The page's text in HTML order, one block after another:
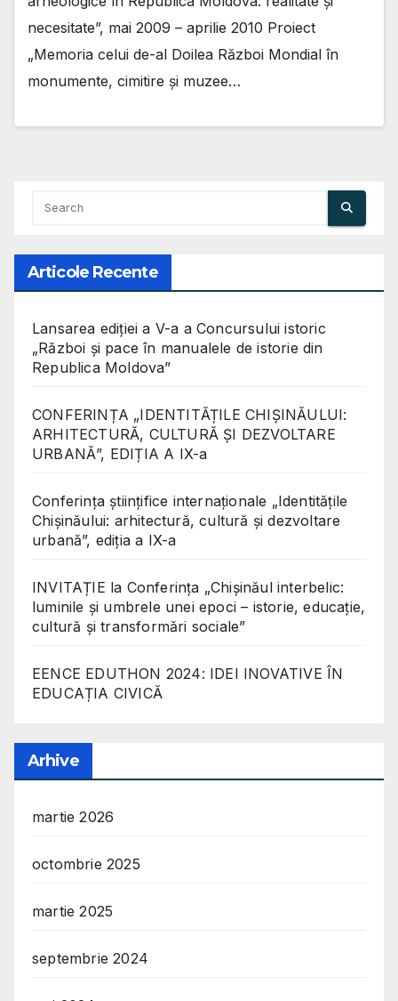
necesitate”, mai 2009 – aprilie 2010 Proiect
„Memoria celui de-al Doilea Război Mondial în
monumente, cimitire şi muzee…
Articole Recente
Lansarea ediției a V-a a Concursului istoric
„Război și pace în manualele de istorie din
Republica Moldova”
CONFERINȚA „IDENTITĂȚILE CHIȘINĂULUI:
ARHITECTURĂ, CULTURĂ ȘI DEZVOLTARE
URBANĂ”, EDIȚIA A IX-a
Conferinţa științifice internaționale „Identitățile
Chișinăului: arhitectură, cultură și dezvoltare
urbană”, ediția a IX-a
INVITAȚIE la Conferința „Chișinăul interbelic:
luminile și umbrele unei epoci – istorie, educație,
cultură și transformări sociale”
EENCE EDUTHON 2024: IDEI INOVATIVE ÎN
EDUCAȚIA CIVICĂ
Arhive
martie 2026
octombrie 2025
martie 2025
septembrie 2024